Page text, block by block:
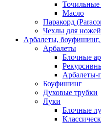
Точильные
Масло
Паракорд
Чехлы для ножей
Арбалеты, боуфишинг,
Арбалеты
Блочные
Арбалеты-
Боуфишинг
Духовые трубки
Луки
Блочные